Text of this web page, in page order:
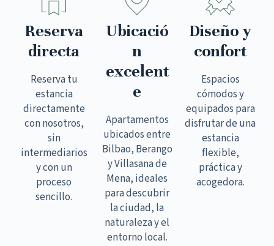
Reserva
directa
Reserva tu
estancia
directamente
con nosotros,
sin
intermediarios
y con un
proceso
sencillo.
Ubicació
n
excelent
e
Apartamentos
ubicados entre
Bilbao, Berango
y Villasana de
Mena, ideales
para descubrir
la ciudad, la
naturaleza y el
entorno local.
Diseño y
confort
Espacios
cómodos y
equipados para
disfrutar de una
estancia
flexible,
práctica y
acogedora.